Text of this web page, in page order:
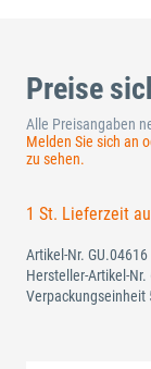
Preise
Alle Preisangaben
Melden Sie sich an
zu sehen.
1 St. Lieferzeit
Artikel-Nr. GU.04616
Hersteller-Artikel-Nr.
Verpackungseinheit